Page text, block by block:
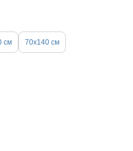
см 70x140 см